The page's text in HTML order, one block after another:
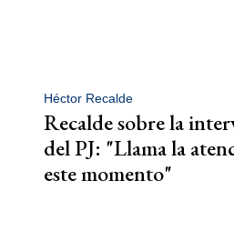
Héctor Recalde
Recalde sobre la
del PJ: "Llama la
este momento"